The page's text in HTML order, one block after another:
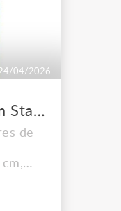
04/2026
poutre aluminium Stacco 400
de